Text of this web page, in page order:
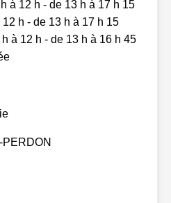
à 12 h - de 13 h à 17 h 15
12 h - de 13 h à 17 h 15
à 12 h - de 13 h à 16 h 45